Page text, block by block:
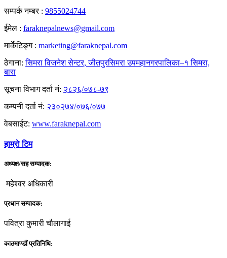
सम्पर्क नम्बर : 9855024744
ईमेल : faraknepalnews@gmail.com
मार्केटिङ्ग : marketing@faraknepal.com
ठेगाना:सिमरा विजनेश सेन्टर, जीतपुरसिमरा उपमहानगरपालिका–१ सिमरा,
बारा
सूचना विभाग दर्ता नं: २८२६/०७८-७९
कम्पनी दर्ता नं: २३०२७४/०७६/०७७
वेबसाईट: www.faraknepal.com
हाम्राे टिम
अध्यक्ष/सह सम्पादक:
महेश्वर अधिकारी
प्रधान सम्पादक:
पवित्रा कुमारी चौलागाई
काठमाण्डौं प्रतिनिधि: